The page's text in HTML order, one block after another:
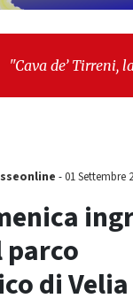
de’ Tirreni, la
-01 Settembre
di Velia